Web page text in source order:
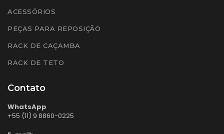
ACESSÓRIOS
PEÇAS PARA REPOSIÇÃO
RACK DE CAÇAMBA
RACK DE TETO
Contato
WhatsApp
+55 (11) 9 8860-0225